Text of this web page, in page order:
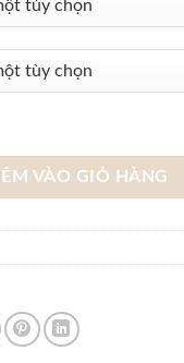
- Xanh nhạt số lượng
VÀO GIỎ HÀNG